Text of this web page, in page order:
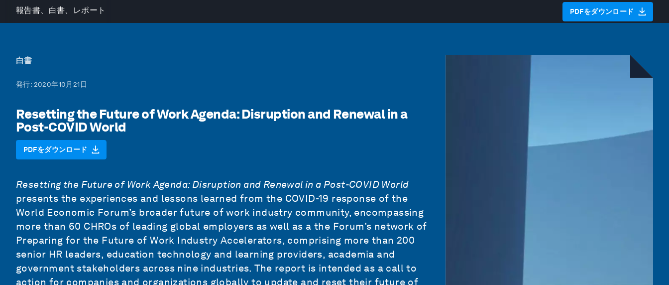
報告書、白書、レポート PDFをダウンロード
白書
発行: 2020年10月21日
Resetting the Future of Work Agenda: Disruption and Renewal in a
Post-COVID World
PDFをダウンロード
Resetting the Future of Work Agenda: Disruption and Renewal in a Post-COVID World
presents the experiences and lessons learned from the COVID-19 response of the
World Economic Forum’s broader future of work industry community, encompassing
more than 60 CHROs of leading global employers as well as a the Forum’s network of
Preparing for the Future of Work Industry Accelerators, comprising more than 200
senior HR leaders, education technology and learning providers, academia and
government stakeholders across nine industries. The report is intended as a call to
action for companies and organizations globally to update and reset their future of